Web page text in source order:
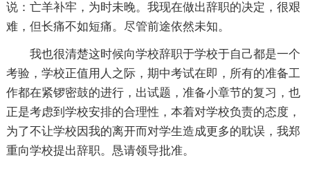
说：亡羊补牢，为时未晚。我现在做出辞职的决定，很艰
难，但长痛不如短痛。尽管前途依然未知。
我也很清楚这时候向学校辞职于学校于自己都是一个
考验，学校正值用人之际，期中考试在即，所有的准备工
作都在紧锣密鼓的进行，出试题，准备小章节的复习，也
正是考虑到学校安排的合理性，本着对学校负责的态度，
为了不让学校因我的离开而对学生造成更多的耽误，我郑
重向学校提出辞职。恳请领导批准。